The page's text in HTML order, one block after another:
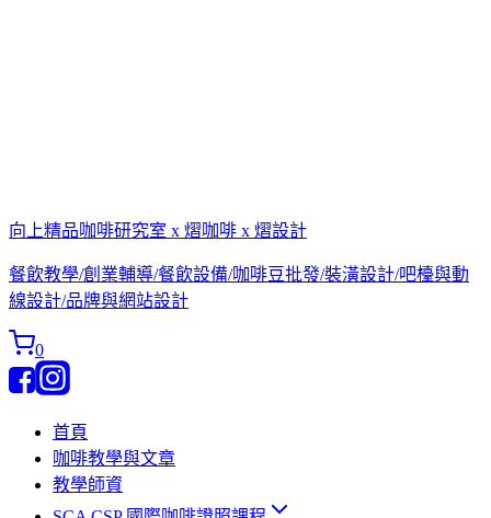
向上精品咖啡研究室 x 熠咖啡 x 熠設計
餐飲教學/創業輔導/餐飲設備/咖啡豆批發/裝潢設計/吧檯與動
線設計/品牌與網站設計
0
首頁
咖啡教學與文章
教學師資